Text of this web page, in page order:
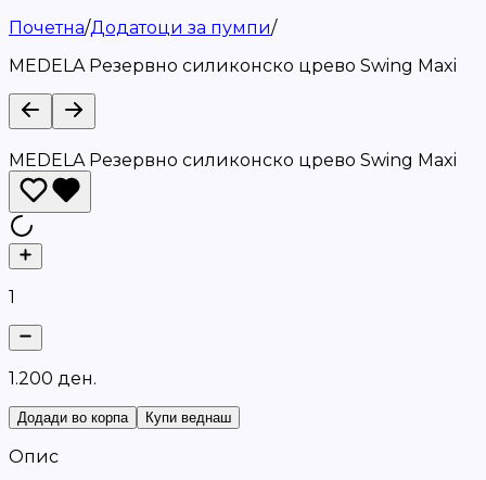
Почетна/Додатоци за пумпи/
MEDELA Резервно силиконско црево Swing Maxi
MEDELA Резервно силиконско црево Swing Maxi
1
1.200 ден.
Додади во корпа Купи веднаш
Опис